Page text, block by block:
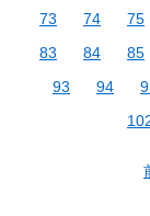
73
74 75
83
84 85
93
94